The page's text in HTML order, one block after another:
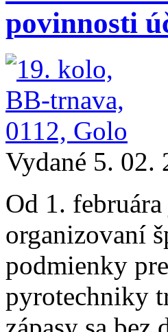
povinnosti
Vydané 5.
Od 1.
organizovaní
podmienky
pyrotechniky